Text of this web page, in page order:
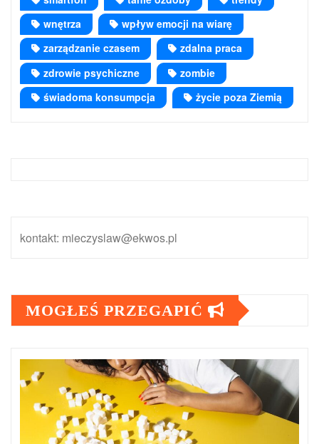
wnętrza
wpływ emocji na wiarę
zarządzanie czasem
zdalna praca
zdrowie psychiczne
zombie
świadoma konsumpcja
życie poza Ziemią
kontakt: mieczyslaw@ekwos.pl
MOGŁEŚ PRZEGAPIĆ